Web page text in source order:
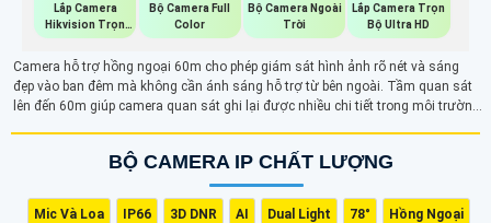
Lắp Camera
Hikvision Trọn
Bộ
Bộ Camera Full
Color
Bộ Camera Ngoài
Trời
Lắp Camera Trọn
Bộ Ultra HD
Camera hỗ trợ hồng ngoại 60m cho phép giám sát hình ảnh rõ nét và sáng
đẹp vào ban đêm mà không cần ánh sáng hỗ trợ từ bên ngoài. Tầm quan sát
lên đến 60m giúp camera quan sát ghi lại được nhiều chi tiết trong môi trường
giúp camera có thể ẩn mình trong bóng tối dễ dàng
BỘ CAMERA IP CHẤT LƯỢNG
Mic Và Loa IP66 3D DNR AI Dual Light 78° Hồng Ngoại